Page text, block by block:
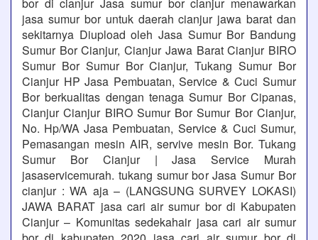
jasa sumur bor untuk daerah cianjur jawa barat dan
sekitarnya Diupload oleh Jasa Sumur Bor Bandung
Sumur Bor Cianjur, Cianjur Jawa Barat Cianjur BIRO
Sumur Bor Sumur Bor Cianjur, Tukang Sumur Bor
Cianjur HP Jasa Pembuatan, Service & Cuci Sumur
Bor berkualitas dengan tenaga Sumur Bor Cipanas,
Cianjur Cianjur BIRO Sumur Bor Sumur Bor Cianjur,
No. Hp/WA Jasa Pembuatan, Service & Cuci Sumur,
Pemasangan mesin AIR, servive mesin Bor. Tukang
Sumur Bor Cianjur | Jasa Service Murah
jasaservicemurah. tukang sumur bor Jasa Sumur Bor
cianjur : WA aja – (LANGSUNG SURVEY LOKASI)
JAWA BARAT jasa cari air sumur bor di Kabupaten
Cianjur – Komunitas sedekahair jasa cari air sumur